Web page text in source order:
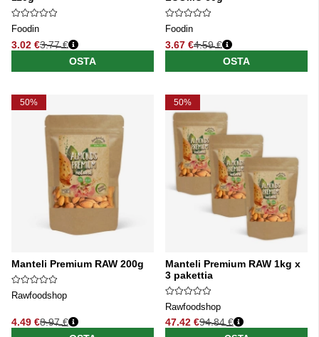
Foodin
3.02 €
Normaali hinta
3.77 €
OSTA
Foodin
3.67 €
Normaali hinta
4.59 €
OSTA
50%
Manteli Premium RAW 200g
Rawfoodshop
4.49 €
Normaali hinta
8.97 €
50%
Manteli Premium RAW 1kg x
3 pakettia
Rawfoodshop
47.42 €
Normaali hinta
94.84 €